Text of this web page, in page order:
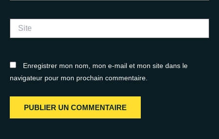
Enregistrer mon nom, mon e-mail et mon site dans le
navigateur pour mon prochain commentaire.